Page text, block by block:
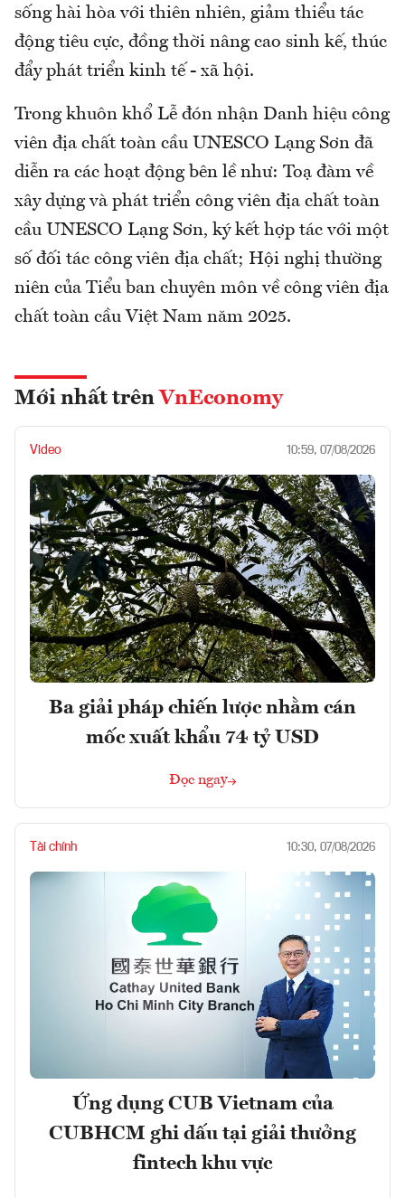
sống hài hòa với thiên nhiên, giảm thiểu tác
động tiêu cực, đồng thời nâng cao sinh kế, thúc
đẩy phát triển kinh tế - xã hội.
Trong khuôn khổ Lễ đón nhận Danh hiệu công
viên địa chất toàn cầu UNESCO Lạng Sơn đã
diễn ra các hoạt động bên lề như: Toạ đàm về
xây dựng và phát triển công viên địa chất toàn
cầu UNESCO Lạng Sơn, ký kết hợp tác với một
số đối tác công viên địa chất; Hội nghị thường
niên của Tiểu ban chuyên môn về công viên địa
chất toàn cầu Việt Nam năm 2025.
Mới nhất trên VnEconomy
Video 10:59, 07/08/2026
Ba giải pháp chiến lược nhằm cán
mốc xuất khẩu 74 tỷ USD
Đọc ngay
Tài chính 10:30, 07/08/2026
Ứng dụng CUB Vietnam của
CUBHCM ghi dấu tại giải thưởng
fintech khu vực